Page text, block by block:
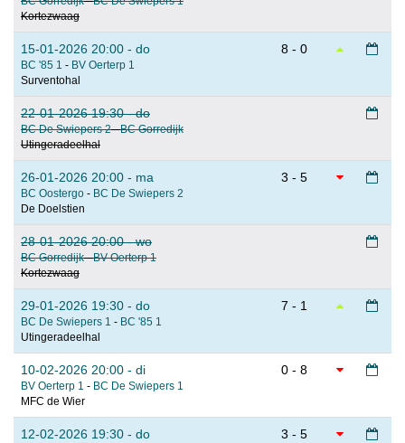
Kortezwaag
15-01-2026 20:00 - do
BC '85 1 - BV Oerterp 1
Surventohal
8 - 0
22-01-2026 19:30 - do
BC De Swiepers 2-BC Gorredijk
Utingeradeelhal
26-01-2026 20:00 - ma
BC Oostergo - BC De Swiepers 2
De Doelstien
3 - 5
28-01-2026 20:00 - wo
BC Gorredijk-BV Oerterp 1
Kortezwaag
29-01-2026 19:30 - do
BC De Swiepers 1 - BC '85 1
Utingeradeelhal
7 - 1
10-02-2026 20:00 - di
BV Oerterp 1 - BC De Swiepers 1
MFC de Wier
0 - 8
12-02-2026 19:30 - do 3 - 5